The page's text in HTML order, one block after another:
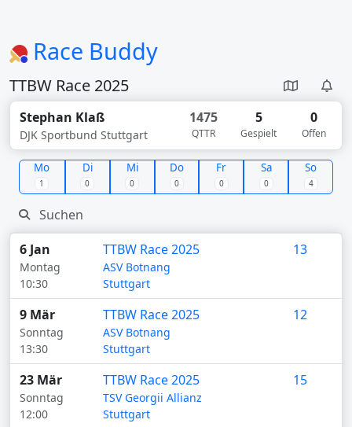
Race Buddy
TTBW Race 2025
Stephan Klaß
DJK Sportbund Stuttgart
1475
QTTR
5
Gespielt
0
Offen
Mo
1
Di
0
Mi
0
Do
0
Fr
0
Sa
0
So
4
6 Jan
Montag
10:30
TTBW Race 2025
ASV Botnang
Stuttgart
13
9 Mär
Sonntag
13:30
TTBW Race 2025
ASV Botnang
Stuttgart
12
23 Mär
Sonntag
12:00
TTBW Race 2025
TSV Georgii Allianz
Stuttgart
15